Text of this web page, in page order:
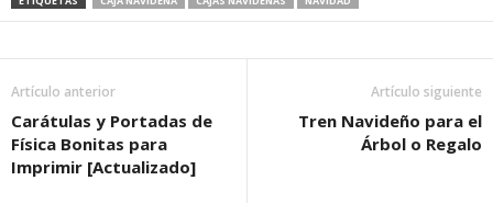
Artículo anterior
Carátulas y Portadas de
Física Bonitas para
Imprimir [Actualizado]
Artículo siguiente
Tren Navideño para el
Árbol o Regalo